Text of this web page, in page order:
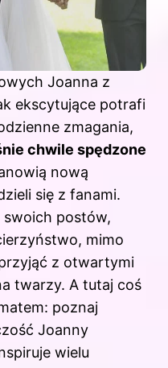
Joanna z
ekscytujące potrafi
zmagania,
chwile spędzone
nową
się z fanami.
postów,
mimo
z otwartymi
twarzy. A tutaj coś
poznaj
Joanny
wielu